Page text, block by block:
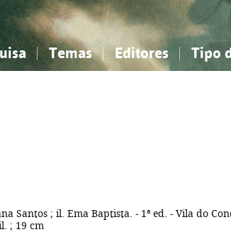
Temas Editores Tipo
Santos ; il. Ema Baptista. - 1ª ed. - Vila do
; 19 cm